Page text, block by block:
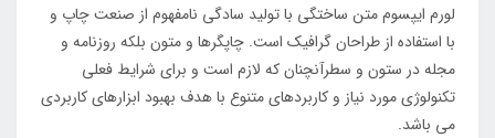
لورم ایپسوم متن ساختگی با تولید سادگی نامفهوم از صنعت چاپ و
با استفاده از طراحان گرافیک است. چاپگرها و متون بلکه روزنامه و
مجله در ستون و سطرآنچنان که لازم است و برای شرایط فعلی
تکنولوژی مورد نیاز و کاربردهای متنوع با هدف بهبود ابزارهای کاربردی
می باشد.